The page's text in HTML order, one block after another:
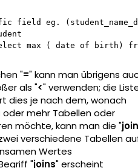
field eg.
max ( date of birth)
"=" kann man übrigens
als "<" verwenden; die
dies je nach dem, wonach
mehr Tabellen oder
möchte, kann man die "join
verschiedene Tabellen
Wertes
"joins" erscheint